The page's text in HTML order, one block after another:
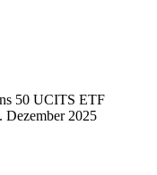
50 UCITS ETF
Dezember 2025